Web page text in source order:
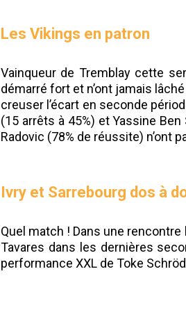
Les Vikings en patron
Vainqueur de Tremblay cette
démarré fort et n’ont jamais
creuser l’écart en seconde
(15 arrêts à 45%) et Yassine
Radovic (78% de réussite) n’ont
Ivry et Sarrebourg dos à
Quel match ! Dans une
Tavares dans les dernières
performance XXL de Toke